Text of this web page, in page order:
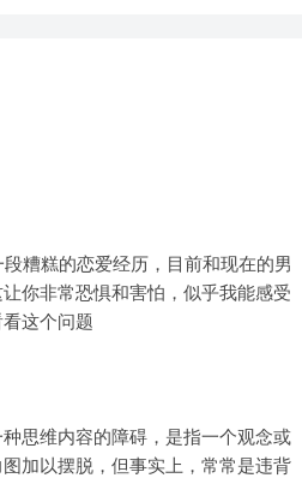
糟糕的恋爱经历，目前和现在的男
你非常恐惧和害怕，似乎我能感受
这个问题
思维内容的障碍，是指一个观念或
加以摆脱，但事实上，常常是违背